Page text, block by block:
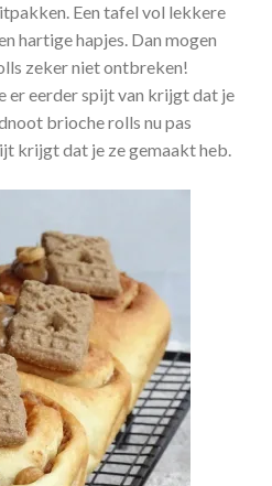
Een tafel vol lekkere
hartige hapjes. Dan mogen
zeker niet ontbreken!
er eerder spijt van krijgt dat je
brioche rolls nu pas
krijgt dat je ze gemaakt heb.